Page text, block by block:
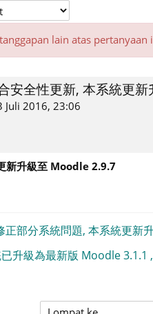
lain atas
安全性更新, 本系統更
Juli 2016, 23:06
新升級至 Moodle 2.9.7
部分系統問題, 本系統更新
升級為最新版 Moodle